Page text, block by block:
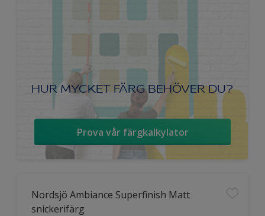
HUR MYCKET FÄRG BEHÖVER DU?
Prova vår färgkalkylator
Nordsjö Ambiance Superfinish Matt
snickerifärg